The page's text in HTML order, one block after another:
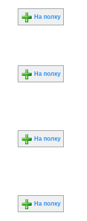
На полку
На полку
На полку
На полку